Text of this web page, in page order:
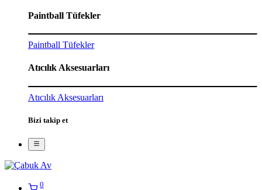
Paintball Tüfekler
Paintball Tüfekler
Atıcılık Aksesuarları
Atıcılık Aksesuarları
Bizi takip et
0